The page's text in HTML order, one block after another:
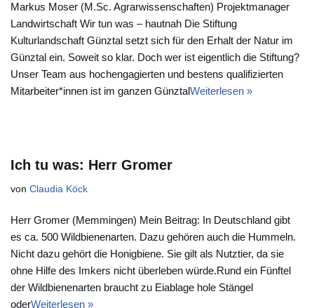
Markus Moser (M.Sc. Agrarwissenschaften) Projektmanager
Landwirtschaft Wir tun was – hautnah Die Stiftung
Kulturlandschaft Günztal setzt sich für den Erhalt der Natur im
Günztal ein. Soweit so klar. Doch wer ist eigentlich die Stiftung?
Unser Team aus hochengagierten und bestens qualifizierten
Mitarbeiter*innen ist im ganzen GünztalWeiterlesen »
Ich tu was: Herr Gromer
von Claudia Köck
Herr Gromer (Memmingen) Mein Beitrag: In Deutschland gibt
es ca. 500 Wildbienenarten. Dazu gehören auch die Hummeln.
Nicht dazu gehört die Honigbiene. Sie gilt als Nutztier, da sie
ohne Hilfe des Imkers nicht überleben würde.Rund ein Fünftel
der Wildbienenarten braucht zu Eiablage hole Stängel
oderWeiterlesen »